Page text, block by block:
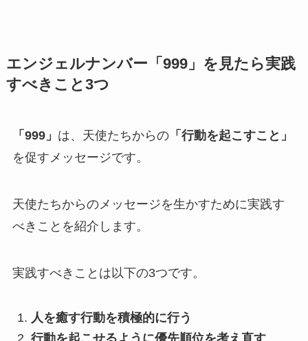
エンジェルナンバー「999」を見たら実践
すべきこと3つ
「999」 は、天使たちからの「行動を起こすこと」
を促すメッセージです。
天使たちからのメッセージを生かすために実践す
べきことを紹介します。
実践すべきことは以下の3つです。
人を癒す行動を積極的に行う
行動を起こせるように優先順位を考え直す